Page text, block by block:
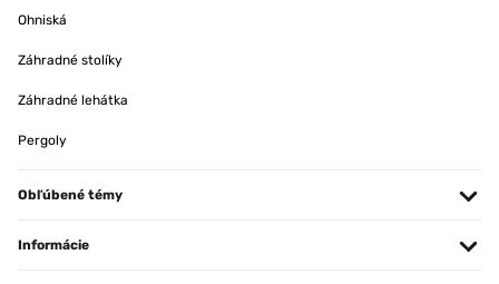
Ohniská
Záhradné stolíky
Záhradné lehátka
Pergoly
Obľúbené témy
Informácie